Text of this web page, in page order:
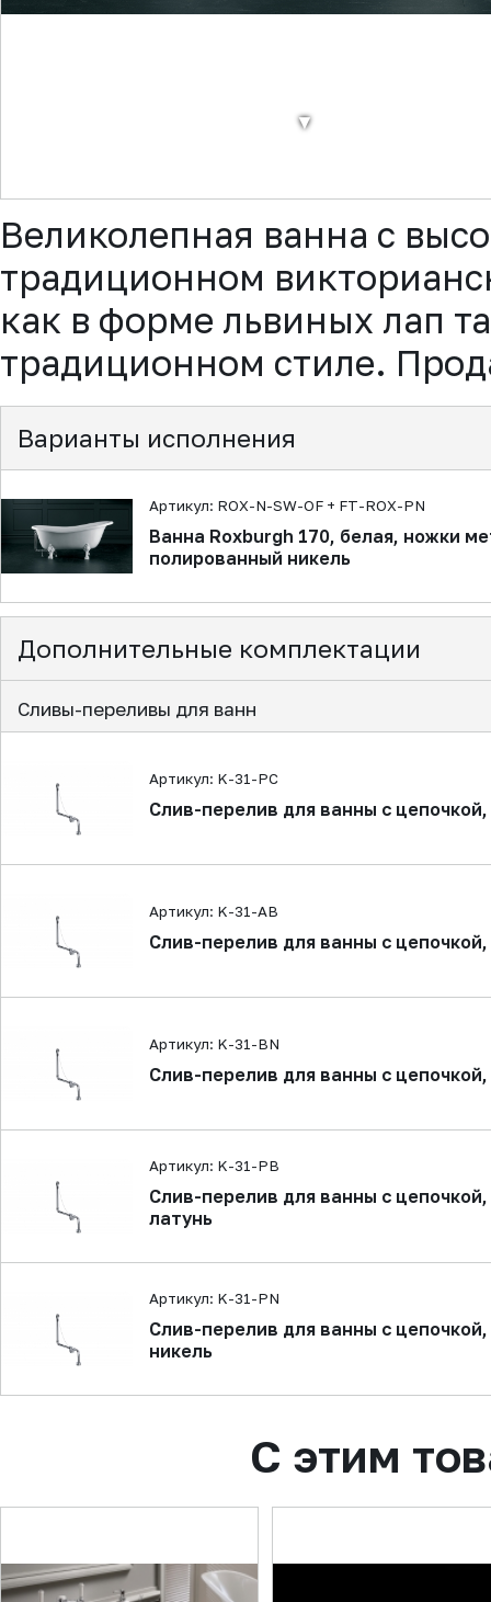
▼
Великолепная ванна с
традиционном
как в форме львиных лап
традиционном стиле.
Варианты исполнения
Артикул: ROX-N-SW-OF + FT-ROX-PN
Ванна Roxburgh 170, белая, ножки
полированный никель
Дополнительные комплектации
Сливы-переливы для ванн
Артикул: K-31-PC
Слив-перелив для ванны с
Артикул: K-31-AB
Слив-перелив для ванны с
Артикул: K-31-BN
Слив-перелив для ванны с
Артикул: K-31-PB
Слив-перелив для ванны с
латунь
Артикул: K-31-PN
Слив-перелив для ванны с
никель
С этим